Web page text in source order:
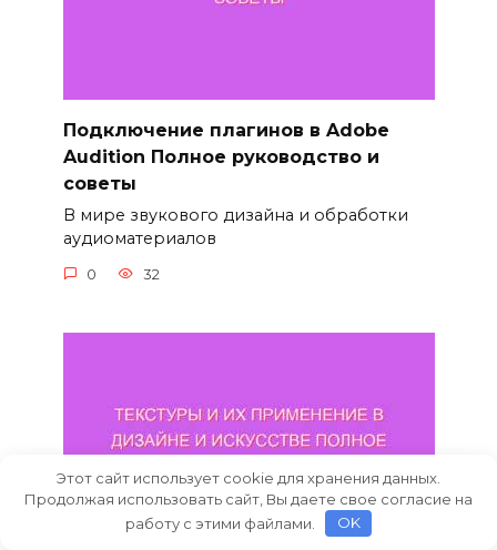
Подключение плагинов в Adobe
Audition Полное руководство и
советы
В мире звукового дизайна и обработки
аудиоматериалов
0 32
Этот сайт использует cookie для хранения данных.
Продолжая использовать сайт, Вы даете свое согласие на
работу с этими файлами.
OK